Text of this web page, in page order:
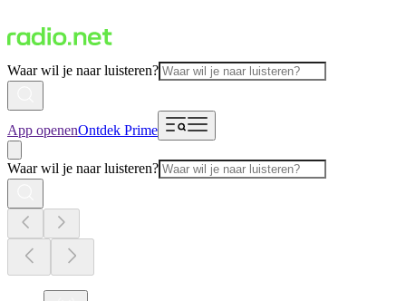
Waar wil je naar luisteren?
App openenOntdek Prime
Waar wil je naar luisteren?